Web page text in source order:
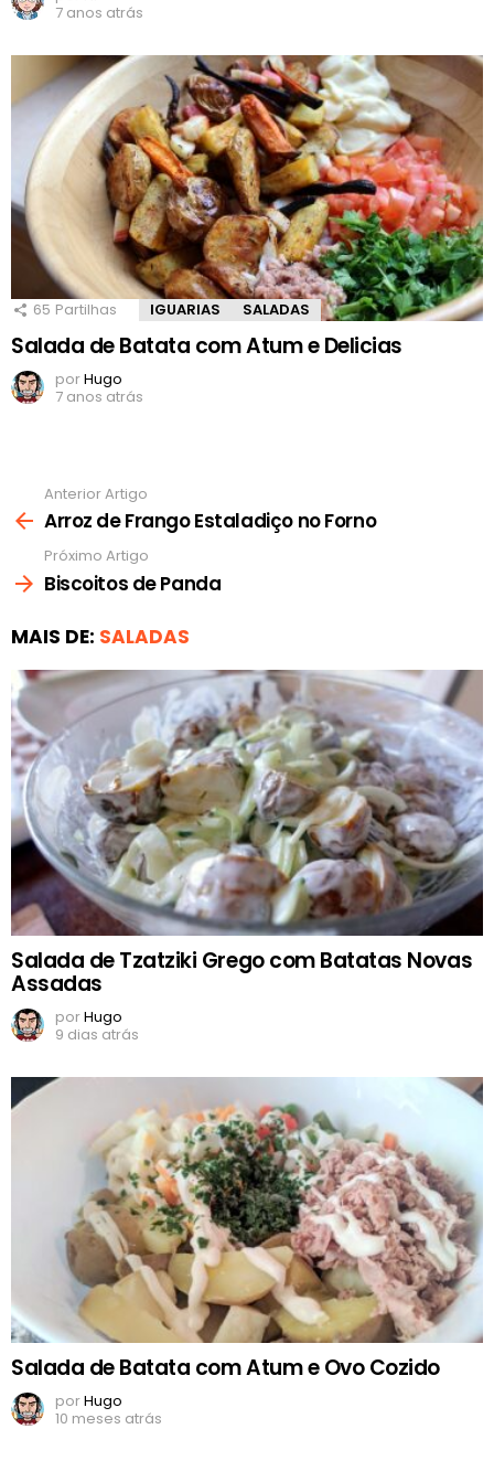
7 anos atrás
65 Partilhas IGUARIAS SALADAS
Salada de Batata com Atum e Delicias
porHugo
7 anos atrás
mais
Anterior Artigo
Arroz de Frango Estaladiço no Forno
Próximo Artigo
Biscoitos de Panda
MAIS DE: SALADAS
Salada de Tzatziki Grego com Batatas Novas
Assadas
porHugo
9 dias atrás
Salada de Batata com Atum e Ovo Cozido
porHugo
10 meses atrás